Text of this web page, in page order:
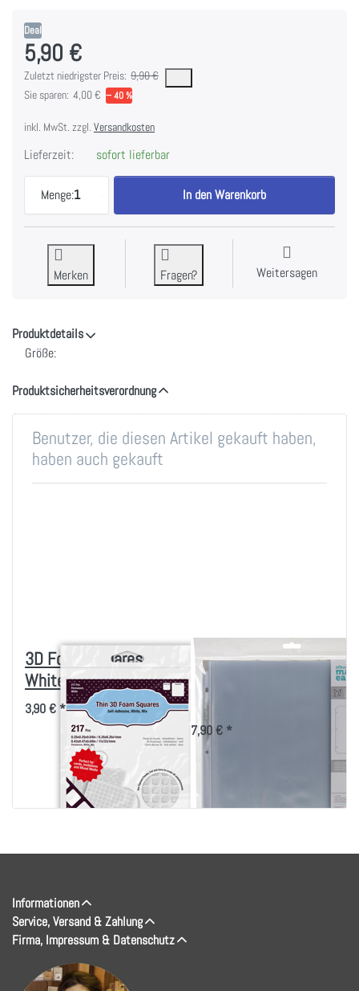
Deal
5,90 €
Zuletzt niedrigster Preis: 9,90 €
Es handelt sich um den niedrigsten Preis des Produktes in den letzten 30 Tagen
Sie sparen: 4,00 € − 40 %
inkl. MwSt. zzgl. Versandkosten
Lieferzeit: sofort lieferbar
Menge:1
Mini Roses - Sizzix Texture Fades Embossing
In den Warenkorb
Merken Fragen? Weitersagen
Produktdetails
Größe:
Produktsicherheitsverordnung
Benutzer, die diesen Artikel gekauft haben,
haben auch gekauft
3D Foam Squares
White Thin Mix
3,90 € *
We R Ring Photo
Sleeves 12"X12"
10/Pkg-Full Page
7,90 € *
Informationen
Service, Versand & Zahlung
Firma, Impressum & Datenschutz